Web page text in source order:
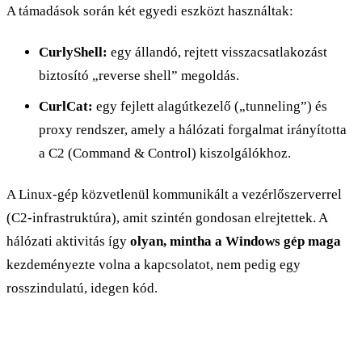
A támadások során két egyedi eszközt használtak:
CurlyShell: egy állandó, rejtett visszacsatlakozást
biztosító „reverse shell” megoldás.
CurlCat: egy fejlett alagútkezelő („tunneling”) és
proxy rendszer, amely a hálózati forgalmat irányította
a C2 (Command & Control) kiszolgálókhoz.
A Linux-gép közvetlenül kommunikált a vezérlőszerverrel
(C2-infrastruktúra), amit szintén gondosan elrejtettek. A
hálózati aktivitás így olyan, mintha a Windows gép maga
kezdeményezte volna a kapcsolatot, nem pedig egy
rosszindulatú, idegen kód.